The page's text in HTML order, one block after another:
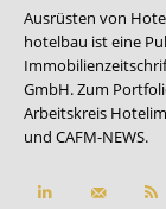
Ausrüsten von
hotelbau ist eine
GmbH. Zum
Arbeitskreis
und CAFM-NEWS.